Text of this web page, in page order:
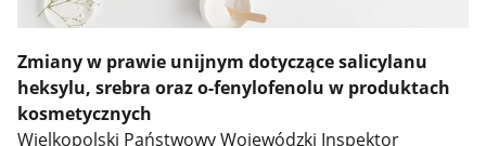
Zmiany w prawie unijnym dotyczące salicylanu
heksylu, srebra oraz o-fenylofenolu w produktach
kosmetycznych
Wielkopolski Państwowy Wojewódzki Inspektor